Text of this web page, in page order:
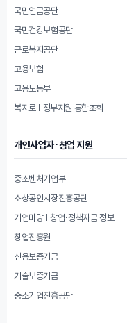
국민연금공단
국민건강보험공단
근로복지공단
고용보험
고용노동부
복지로 | 정부지원 통합조회
개인사업자·창업 지원
중소벤처기업부
소상공인시장진흥공단
기업마당 | 창업·정책자금 정보
창업진흥원
신용보증기금
기술보증기금
중소기업진흥공단